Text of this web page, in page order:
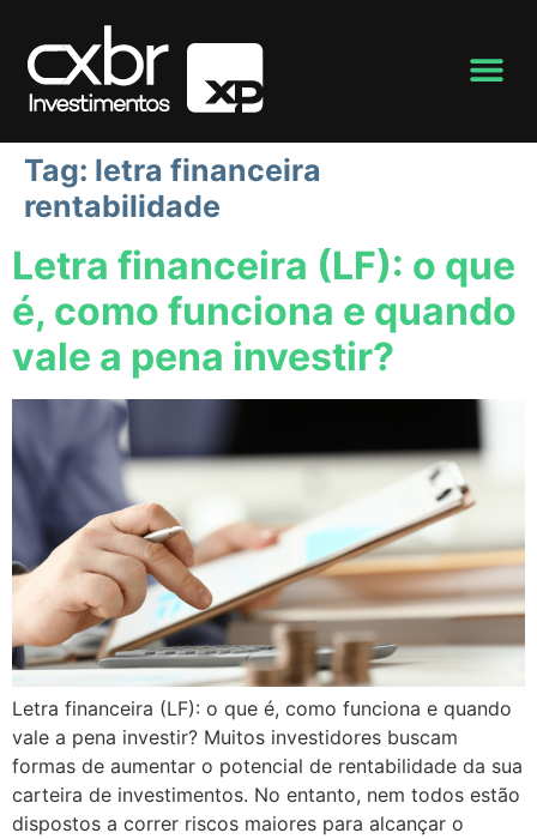
Tag: letra financeira
rentabilidade
Letra financeira (LF): o que
é, como funciona e quando
vale a pena investir?
Letra financeira (LF): o que é, como funciona e quando
vale a pena investir? Muitos investidores buscam
formas de aumentar o potencial de rentabilidade da sua
carteira de investimentos. No entanto, nem todos estão
dispostos a correr riscos maiores para alcançar o